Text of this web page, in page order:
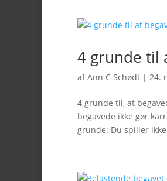
4 grunde til
afAnn C Schødt | 24.
4 grunde til, at
begavede ikke gør
grunde: Du spiller